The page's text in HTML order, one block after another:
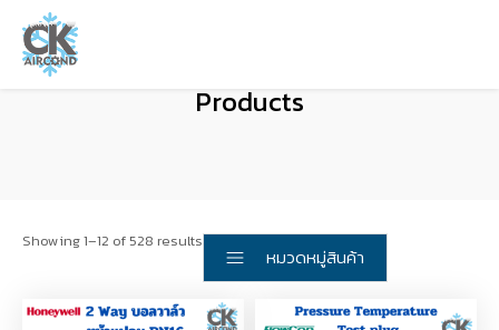
Products
Showing 1–12 of 528 results
หมวดหมู่สินค้า